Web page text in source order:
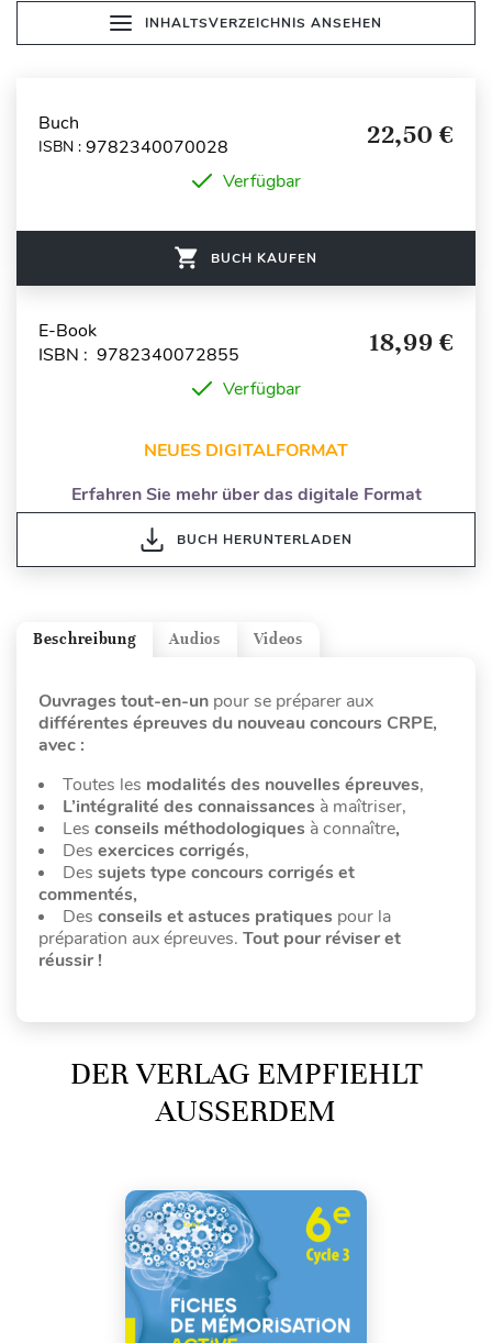
INHALTSVERZEICHNIS ANSEHEN
Buch
ISBN : 9782340070028 22,50 €
Verfügbar
BUCH KAUFEN
E-Book
ISBN : 9782340072855
18,99 €
Verfügbar
NEUES DIGITALFORMAT
Erfahren Sie mehr über das digitale Format
BUCH HERUNTERLADEN
Videos
Audios
Beschreibung
Ouvrages tout-en-un pour se préparer aux
différentes épreuves du nouveau concours CRPE,
avec :
Toutes les modalités des nouvelles épreuves,
L’intégralité des connaissances à maîtriser,
Les conseils méthodologiques à connaître,
Des exercices corrigés,
Des sujets type concours corrigés et
commentés,
Des conseils et astuces pratiques pour la
préparation aux épreuves. Tout pour réviser et
réussir !
DER VERLAG EMPFIEHLT
AUSSERDEM